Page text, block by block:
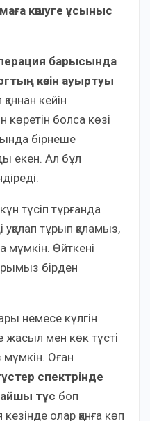
көшуге ұсыныс
барысында
көзін ауыртуы
кейін
көретін болса көзі
бірнеше
екен. Ал бұл
түсіп тұрғанда
уқалап тұрып қаламыз,
мүмкін. Өйткені
бірден
немесе күлгін
жасыл мен көк түсті
Оған
спектрінде
түс боп
кезінде олар қанға көп